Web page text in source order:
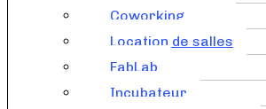
Coworking
Location de salles
FabLab
Incubateur